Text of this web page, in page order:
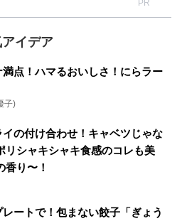
PR
アイデア
満点！ハマるおいしさ！にらラー
子)
イの付け合わせ！キャベツじゃな
リシャキシャキ食感のコレも美
香り〜！
ートで！包まない餃子「ぎょう